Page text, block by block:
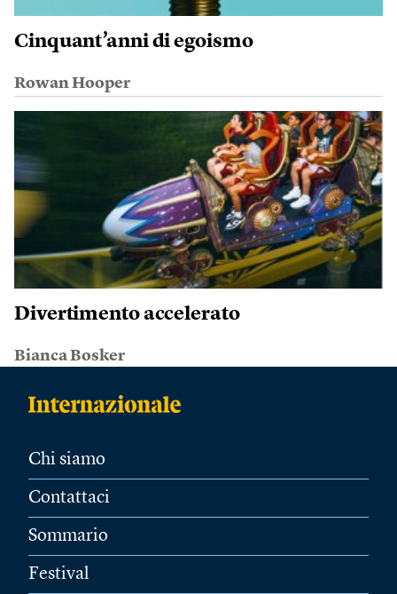
Cinquant’anni di egoismo
Rowan Hooper
Divertimento accelerato
Bianca Bosker
Chi siamo
Contattaci
Sommario
Festival